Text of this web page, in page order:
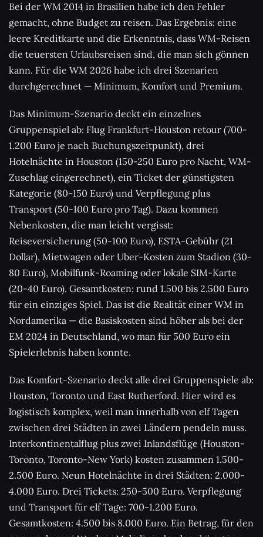
Bei der WM 2014 in Brasilien habe ich den Fehler
gemacht, ohne Budget zu reisen. Das Ergebnis: eine
leere Kreditkarte und die Erkenntnis, dass WM-Reisen
die teuersten Urlaubsreisen sind, die man sich gönnen
kann. Für die WM 2026 habe ich drei Szenarien
durchgerechnet — Minimum, Komfort und Premium.
Das Minimum-Szenario deckt ein einzelnes
Gruppenspiel ab: Flug Frankfurt-Houston retour (700-
1.200 Euro je nach Buchungszeitpunkt), drei
Hotelnächte in Houston (150-250 Euro pro Nacht, WM-
Zuschlag eingerechnet), ein Ticket der günstigsten
Kategorie (80-150 Euro) und Verpflegung plus
Transport (50-100 Euro pro Tag). Dazu kommen
Nebenkosten, die man leicht vergisst:
Reiseversicherung (50-100 Euro), ESTA-Gebühr (21
Dollar), Mietwagen oder Uber-Kosten zum Stadion (30-
80 Euro), Mobilfunk-Roaming oder lokale SIM-Karte
(20-40 Euro). Gesamtkosten: rund 1.500 bis 2.500 Euro
für ein einziges Spiel. Das ist die Realität einer WM in
Nordamerika — die Basiskosten sind höher als bei der
EM 2024 in Deutschland, wo man für 500 Euro ein
Spielerlebnis haben konnte.
Das Komfort-Szenario deckt alle drei Gruppenspiele ab:
Houston, Toronto und East Rutherford. Hier wird es
logistisch komplex, weil man innerhalb von elf Tagen
zwischen drei Städten in zwei Ländern pendeln muss.
Interkontinentalflug plus zwei Inlandsflüge (Houston-
Toronto, Toronto-New York) kosten zusammen 1.500-
2.500 Euro. Neun Hotelnächte in drei Städten: 2.000-
4.000 Euro. Drei Tickets: 250-500 Euro. Verpflegung
und Transport für elf Tage: 700-1.200 Euro.
Gesamtkosten: 4.500 bis 8.000 Euro. Ein Betrag, für den